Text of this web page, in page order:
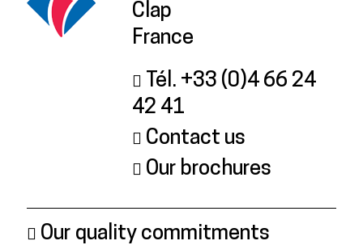
Clap
France
Tél. +33 (0)4 66 24
42 41
Contact us
Our brochures
Our quality commitments